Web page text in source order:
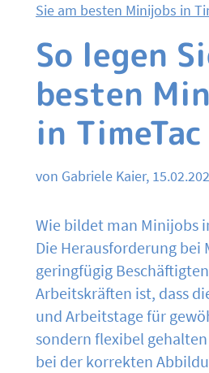
Sie am besten Minijobs in
So legen
besten
in
von Gabriele Kaier,
Wie bildet man Minijobs
Die Herausforderung bei
geringfügig
Arbeitskräften ist, dass
und Arbeitstage für
sondern flexibel
bei der korrekten